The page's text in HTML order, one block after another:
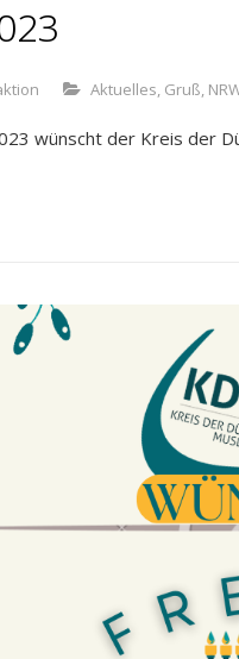
Aktuelles, Gruß,
wünscht der Kreis der